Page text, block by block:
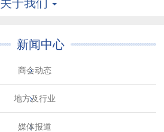
关于我们
新闻中心
商会动态
地方及行业
媒体报道